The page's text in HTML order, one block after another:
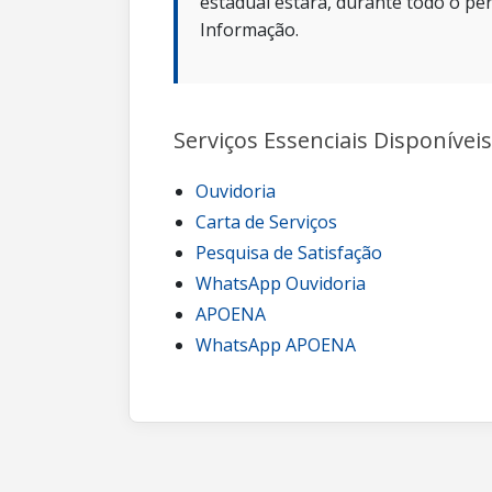
Informação.
Serviços Essenciais
Ouvidoria
Carta de Serviços
Pesquisa de Satisfação
WhatsApp Ouvidoria
APOENA
WhatsApp APOENA